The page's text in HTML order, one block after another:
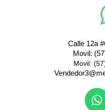
Calle 12a
Movil:
Movil: